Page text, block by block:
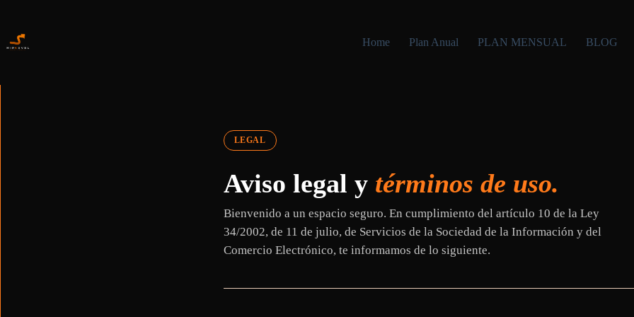
Home
Plan Anual PLAN MENSUAL BLOG
LEGAL
Aviso legal y términos de uso.
Bienvenido a un espacio seguro. En cumplimiento del artículo 10 de la Ley
34/2002, de 11 de julio, de Servicios de la Sociedad de la Información y del
Comercio Electrónico, te informamos de lo siguiente.